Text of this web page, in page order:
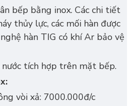
bếp bằng inox. Các chi tiết
thủy lực, các mối hàn được
hàn TIG có khí Ar bảo vệ
tích hợp trên mặt bếp.
vòi xả: 7000.000đ/c